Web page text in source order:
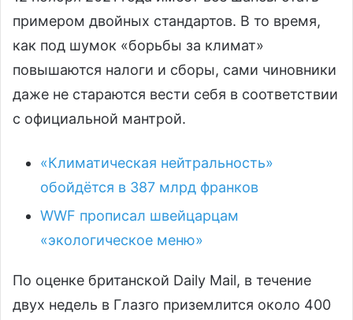
примером двойных стандартов. В то время,
как под шумок «борьбы за климат»
повышаются налоги и сборы, сами чиновники
даже не стараются вести себя в соответствии
с официальной мантрой.
«Климатическая нейтральность»
обойдётся в 387 млрд франков
WWF прописал швейцарцам
«экологическое меню»
По оценке британской Daily Mail, в течение
двух недель в Глазго приземлится около 400